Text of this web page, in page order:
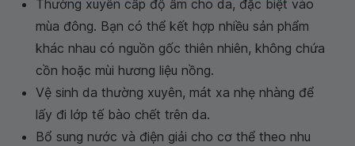
Thường xuyên cấp độ ẩm cho da, đặc biệt vào
mùa đông. Bạn có thể kết hợp nhiều sản phẩm
khác nhau có nguồn gốc thiên nhiên, không chứa
cồn hoặc mùi hương liệu nồng.
Vệ sinh da thường xuyên, mát xa nhẹ nhàng để
lấy đi lớp tế bào chết trên da.
Bổ sung nước và điện giải cho cơ thể theo nhu